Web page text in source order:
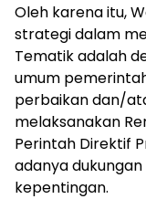
Oleh karena itu,
strategi dalam
Tematik adalah
umum
perbaikan dan/
melaksanakan
Perintah Direktif
adanya
kepentingan.